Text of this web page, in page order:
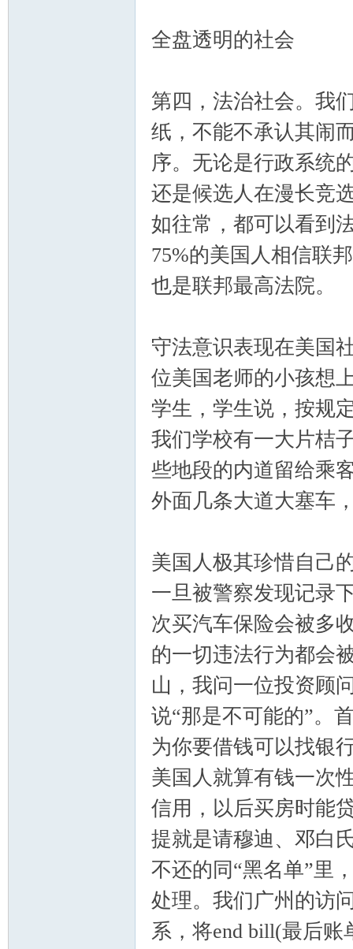
全盘透明的社会
第四，法治社会。我
纸，不能不承认其闹
序。无论是行政系统
还是候选人在漫长竞
如往常，都可以看到
75%的美国人相信联
也是联邦最高法院。
守法意识表现在美国
位美国老师的小孩想
学生，学生说，按规
我们学校有一大片桔
些地段的内道留给乘
外面几条大道大塞车
美国人极其珍惜自己
一旦被警察发现记录
次买汽车保险会被多
的一切违法行为都会
山，我问一位投资顾
说“那是不可能的”。
为你要借钱可以找银
美国人就算有钱一次
信用，以后买房时能
提就是请穆迪、邓白
不还的同“黑名单”里
处理。我们广州的访
系，将end bill(最后